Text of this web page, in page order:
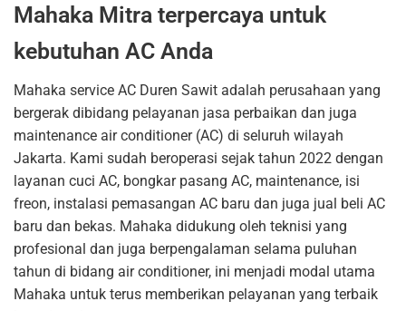
Mahaka Mitra terpercaya untuk
kebutuhan AC Anda
Mahaka service AC Duren Sawit adalah perusahaan yang
bergerak dibidang pelayanan jasa perbaikan dan juga
maintenance air conditioner (AC) di seluruh wilayah
Jakarta. Kami sudah beroperasi sejak tahun 2022 dengan
layanan cuci AC, bongkar pasang AC, maintenance, isi
freon, instalasi pemasangan AC baru dan juga jual beli AC
baru dan bekas. Mahaka didukung oleh teknisi yang
profesional dan juga berpengalaman selama puluhan
tahun di bidang air conditioner, ini menjadi modal utama
Mahaka untuk terus memberikan pelayanan yang terbaik